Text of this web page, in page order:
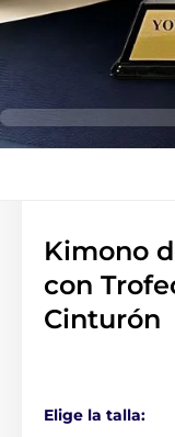
Kimono
con
Cinturón
Elige la talla: